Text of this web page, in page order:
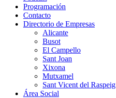
Programación
Contacto
Directorio de Empresas
Alicante
Busot
El Campello
Sant Joan
Xixona
Mutxamel
Sant Vicent del Raspeig
Área Social